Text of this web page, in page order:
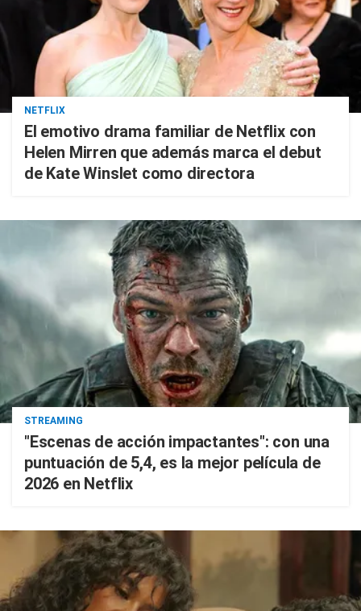
NETFLIX
El emotivo drama familiar de Netflix con
Helen Mirren que además marca el debut
de Kate Winslet como directora
STREAMING
"Escenas de acción impactantes": con una
puntuación de 5,4, es la mejor película de
2026 en Netflix